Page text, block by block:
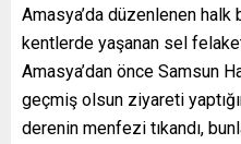
Amasya’da düzenlenen halk
kentlerde yaşanan sel
Amasya’dan önce Samsun
geçmiş olsun ziyareti
derenin menfezi tıkandı,